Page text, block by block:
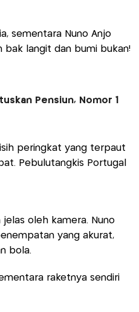
sementara Nuno Anjo
bak langit dan bumi bukan!
Pensiun, Nomor 1
peringkat yang terpaut
Pebulutangkis Portugal
oleh kamera. Nuno
yang akurat,
bola.
raketnya sendiri